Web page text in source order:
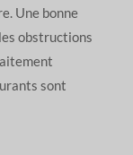
Une bonne
obstructions
sont